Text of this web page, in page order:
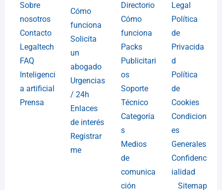
Sobre
nosotros
Contacto
Legaltech
FAQ
Inteligenci
a artificial
Prensa
Cómo
funciona
Solicita
un
abogado
Urgencias
/ 24h
Enlaces
de interés
Registrar
me
Directorio
Cómo
funciona
Packs
Publicitari
os
Soporte
Técnico
Categoría
s
Medios
de
comunica
ción
Legal
Política
de
Privacida
d
Política
de
Cookies
Condicion
es
Generales
Confidenc
ialidad
Sitemap